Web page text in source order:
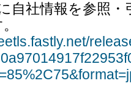
自社情報を参照